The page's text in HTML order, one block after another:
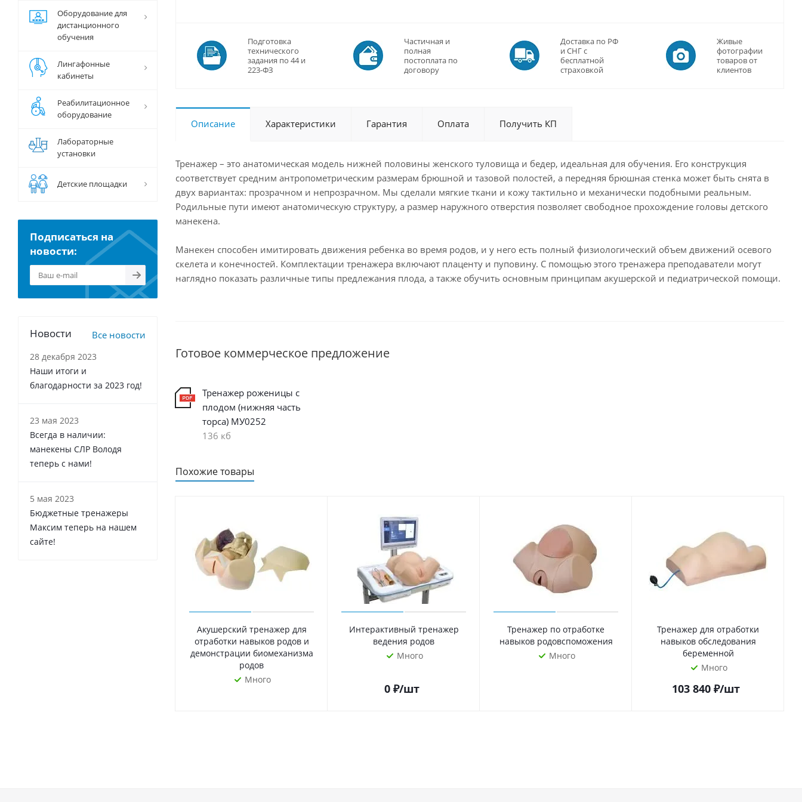
Подготовка
технического
задания по 44 и
223-ФЗ
Частичная и
полная
постоплата по
договору
Доставка по РФ
и СНГ с
бесплатной
страховкой
Живые
фотографии
товаров от
клиентов
Описание Характеристики Гарантия Оплата Получить КП
Тренажер – это анатомическая модель нижней половины женского туловища и бедер, идеальная для обучения. Его конструкция
соответствует средним антропометрическим размерам брюшной и тазовой полостей, а передняя брюшная стенка может быть снята в
двух вариантах: прозрачном и непрозрачном. Мы сделали мягкие ткани и кожу тактильно и механически подобными реальным.
Родильные пути имеют анатомическую структуру, а размер наружного отверстия позволяет свободное прохождение головы детского
манекена.
Манекен способен имитировать движения ребенка во время родов, и у него есть полный физиологический объем движений осевого
скелета и конечностей. Комплектации тренажера включают плаценту и пуповину. С помощью этого тренажера преподаватели могут
наглядно показать различные типы предлежания плода, а также обучить основным принципам акушерской и педиатрической помощи.
Готовое коммерческое предложение
Тренажер роженицы с
плодом (нижняя часть
торса) МУ0252
136 кб
Похожие товары
Акушерский тренажер для
отработки навыков родов и
демонстрации биомеханизма
родов
Много
Интерактивный тренажер
ведения родов
Много
0₽/шт
Тренажер по отработке
навыков родовспоможения
Много
Тренажер для отработки
навыков обследования
беременной
Много
103 840 ₽/шт
Оборудование для
дистанционного
обучения
Лингафонные
кабинеты
Реабилитационное
оборудование
Лабораторные
установки
Детские площадки
Подписаться на
новости:
Новости Все новости
28 декабря 2023
Наши итоги и
благодарности за 2023 год!
23 мая 2023
Всегда в наличии:
манекены СЛР Володя
теперь с нами!
5 мая 2023
Бюджетные тренажеры
Максим теперь на нашем
сайте!